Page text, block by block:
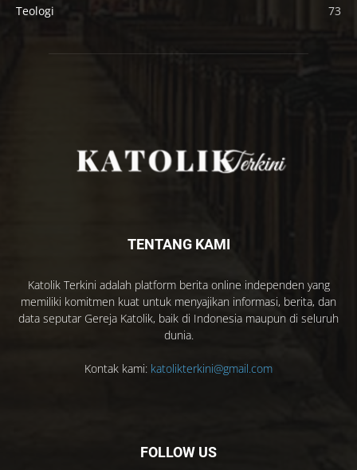
Teologi
73
TENTANG KAMI
Katolik Terkini adalah platform berita online independen yang
memiliki komitmen kuat untuk menyajikan informasi, berita, dan
data seputar Gereja Katolik, baik di Indonesia maupun di seluruh
dunia.
Kontak kami: katolikterkini@gmail.com
FOLLOW US